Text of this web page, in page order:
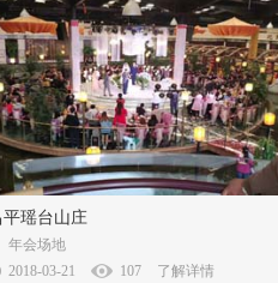
瑶台山庄是由北京市市政路桥控股集团全
建的花园式度假酒店，座落于昌平境内，...
平瑶台山庄
年会场地
2018-03-21
107 了解详情